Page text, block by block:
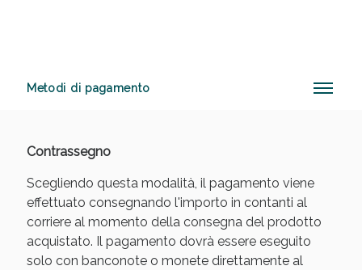
Metodi di pagamento
Contrassegno
Scegliendo questa modalità, il pagamento viene
effettuato consegnando l'importo in contanti al
corriere al momento della consegna del prodotto
acquistato. Il pagamento dovrà essere eseguito
solo con banconote o monete direttamente al